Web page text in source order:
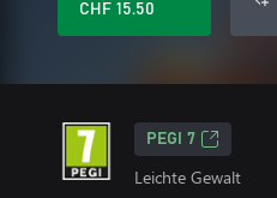
CHF 15.50
PEGI 7
Leichte Gewalt